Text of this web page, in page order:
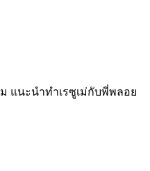
แนะนำทำเรซูเม่กับพี่พลอย